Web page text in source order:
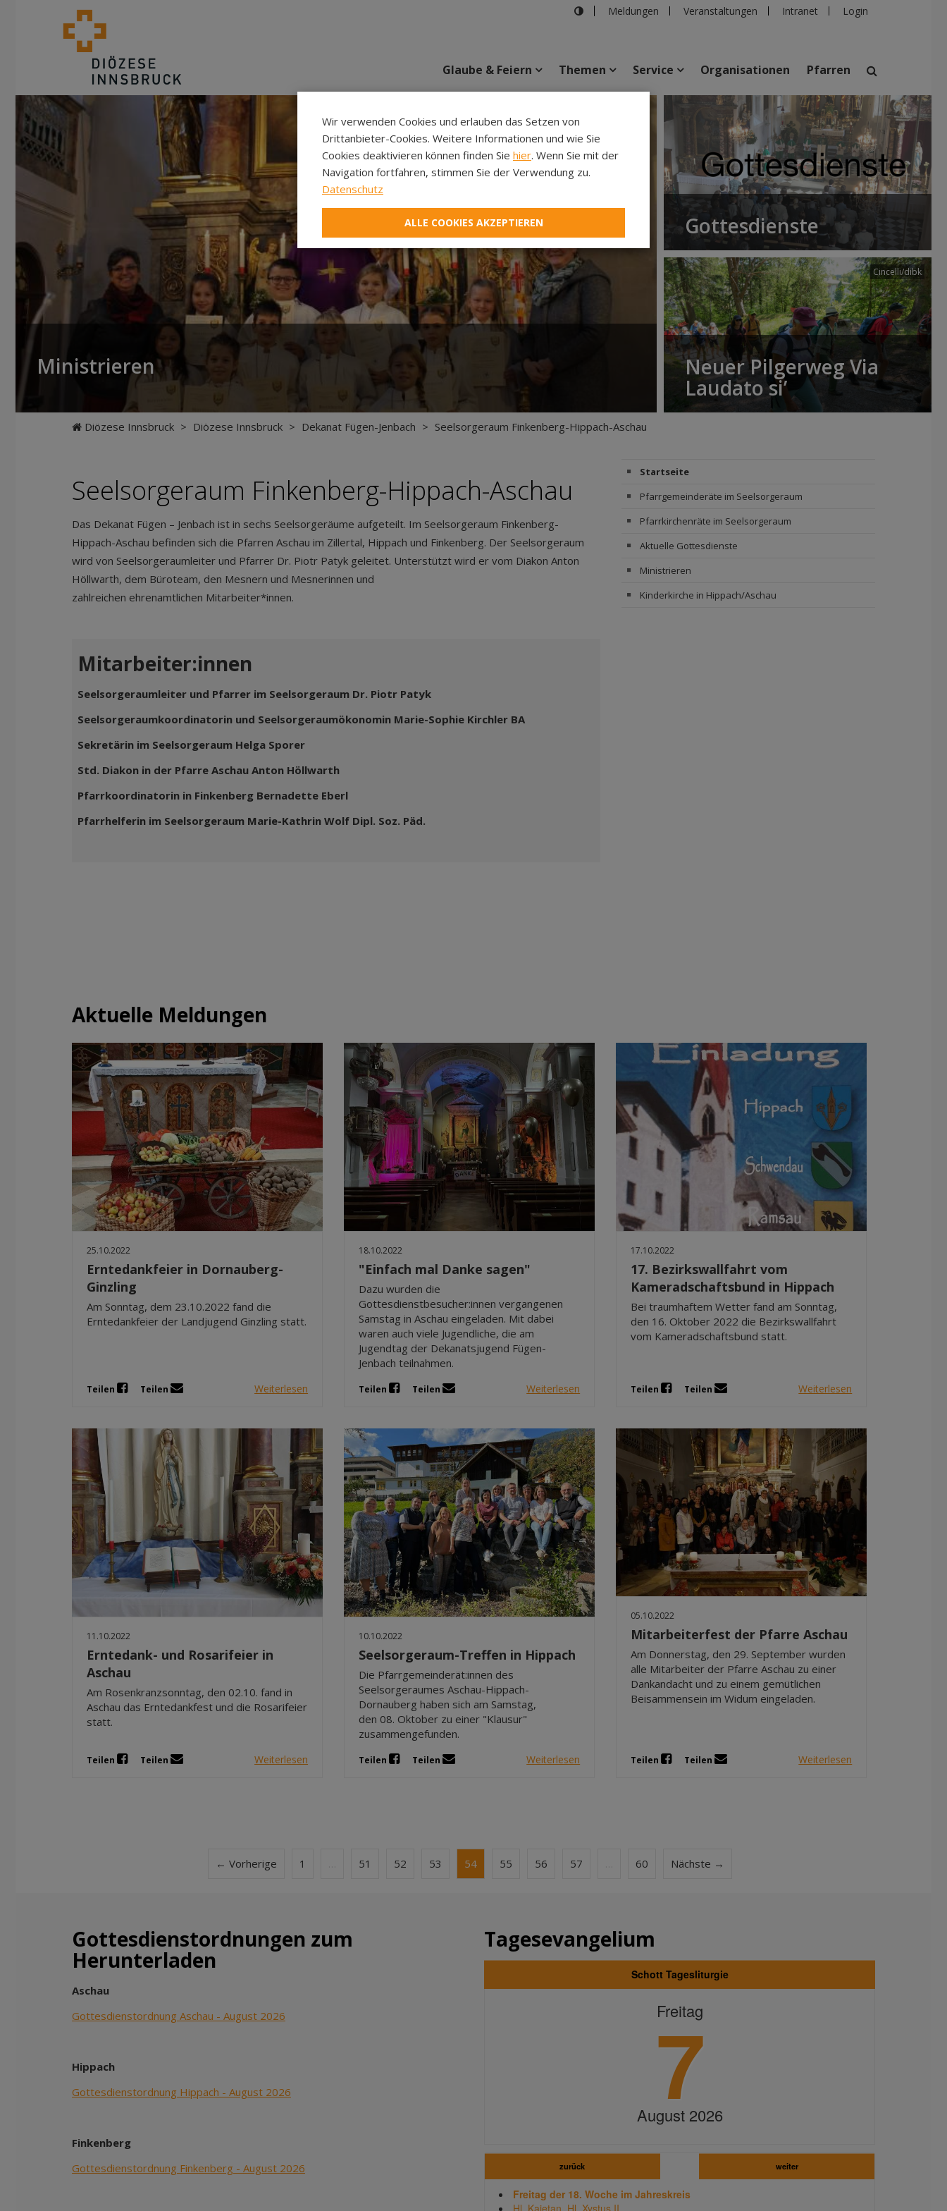
Meldungen Veranstaltungen Intranet Login
suchen
Veranstaltungen Personen Pfarren Einrichtungen
Glaube & Feiern Themen Service Organisationen Pfarren
Ministrieren
Gottesdienste
Cincelli/dibk
Neuer Pilgerweg Via
Laudato si’
Diözese Innsbruck > Diözese Innsbruck > Dekanat Fügen-Jenbach > Seelsorgeraum Finkenberg-Hippach-Aschau
Seelsorgeraum Finkenberg-Hippach-Aschau
Das Dekanat Fügen – Jenbach ist in sechs Seelsorgeräume aufgeteilt. Im Seelsorgeraum Finkenberg-
Hippach-Aschau befinden sich die Pfarren Aschau im Zillertal, Hippach und Finkenberg. Der Seelsorgeraum
wird von Seelsorgeraumleiter und Pfarrer Dr. Piotr Patyk geleitet. Unterstützt wird er vom Diakon Anton
Höllwarth, dem Büroteam, den Mesnern und Mesnerinnen und
zahlreichen ehrenamtlichen Mitarbeiter*innen.
Mitarbeiter:innen
Seelsorgeraumleiter und Pfarrer im Seelsorgeraum Dr. Piotr Patyk
Seelsorgeraumkoordinatorin und Seelsorgeraumökonomin Marie-Sophie Kirchler BA
Sekretärin im Seelsorgeraum Helga Sporer
Std. Diakon in der Pfarre Aschau Anton Höllwarth
Pfarrkoordinatorin in Finkenberg Bernadette Eberl
Pfarrhelferin im Seelsorgeraum Marie-Kathrin Wolf Dipl. Soz. Päd.
Startseite
Pfarrgemeinderäte im Seelsorgeraum
Pfarrkirchenräte im Seelsorgeraum
Aktuelle Gottesdienste
Ministrieren
Kinderkirche in Hippach/Aschau
Aktuelle Meldungen
25.10.2022
Erntedankfeier in Dornauberg-
Ginzling
Am Sonntag, dem 23.10.2022 fand die
Erntedankfeier der Landjugend Ginzling statt.
Teilen Teilen Weiterlesen
18.10.2022
"Einfach mal Danke sagen"
Dazu wurden die
Gottesdienstbesucher:innen vergangenen
Samstag in Aschau eingeladen. Mit dabei
waren auch viele Jugendliche, die am
Jugendtag der Dekanatsjugend Fügen-
Jenbach teilnahmen.
Teilen Teilen Weiterlesen
17.10.2022
17. Bezirkswallfahrt vom
Kameradschaftsbund in Hippach
Bei traumhaftem Wetter fand am Sonntag,
den 16. Oktober 2022 die Bezirkswallfahrt
vom Kameradschaftsbund statt.
Teilen Teilen Weiterlesen
11.10.2022
Erntedank- und Rosarifeier in
Aschau
Am Rosenkranzsonntag, den 02.10. fand in
Aschau das Erntedankfest und die Rosarifeier
statt.
Teilen Teilen Weiterlesen
10.10.2022
Seelsorgeraum-Treffen in Hippach
Die Pfarrgemeinderät:innen des
Seelsorgeraumes Aschau-Hippach-
Dornauberg haben sich am Samstag,
den 08. Oktober zu einer "Klausur"
zusammengefunden.
Teilen Teilen Weiterlesen
05.10.2022
Mitarbeiterfest der Pfarre Aschau
Am Donnerstag, den 29. September wurden
alle Mitarbeiter der Pfarre Aschau zu einer
Dankandacht und zu einem gemütlichen
Beisammensein im Widum eingeladen.
Teilen Teilen Weiterlesen
← Vorherige 1 51 52 53 54 55 56 57 60 Nächste →
Gottesdienstordnungen zum
Herunterladen
Aschau
Gottesdienstordnung Aschau - August 2026
Hippach
Gottesdienstordnung Hippach - August 2026
Finkenberg
Gottesdienstordnung Finkenberg - August 2026
Tagesevangelium
Schott Tagesliturgie
Freitag
7
August 2026
zurück weiter
Freitag der 18. Woche im Jahreskreis
Wir verwenden Cookies und erlauben das Setzen von
Drittanbieter-Cookies. Weitere Informationen und wie Sie
Cookies deaktivieren können finden Sie hier. Wenn Sie mit der
Navigation fortfahren, stimmen Sie der Verwendung zu.
Datenschutz
ALLE COOKIES AKZEPTIEREN